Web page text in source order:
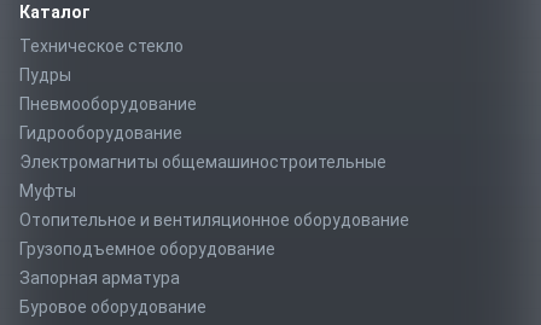
Каталог
Техническое стекло
Пудры
Пневмооборудование
Гидрооборудование
Электромагниты общемашиностроительные
Муфты
Отопительное и вентиляционное оборудование
Грузоподъемное оборудование
Запорная арматура
Буровое оборудование